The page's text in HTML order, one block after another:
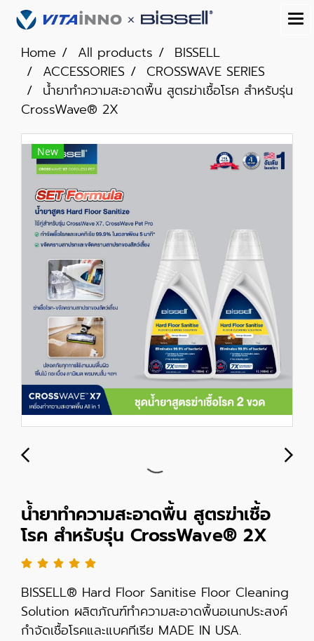
Home All products
BISSELL
ACCESSORIES
CROSSWAVE SERIES
น้ำยาทำความสะอาดพื้น สูตรฆ่าเชื้อโรค สำหรับรุ่น
CrossWave® 2X
New
น้ำยาทำความสะอาดพื้น สูตรฆ่าเชื้อ
โรค สำหรับรุ่น CrossWave® 2X
BISSELL® Hard Floor Sanitise Floor Cleaning
Solution ผลิตภัณฑ์ทำความสะอาดพื้นอเนกประสงค์
กำจัดเชื้อโรคและแบคทีเรีย MADE IN USA.